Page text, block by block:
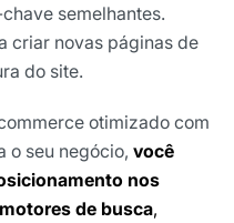
semelhantes.
criar novas páginas de
do site.
otimizado com
o seu negócio, você
nos
de busca,